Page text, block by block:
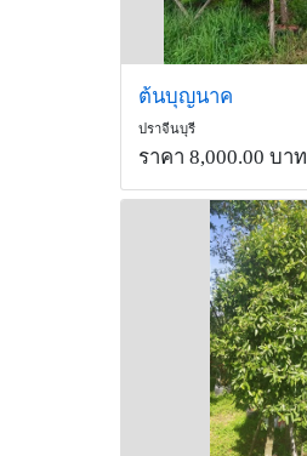
ต้นบุญนาค
ปราจีนบุรี
ราคา 8,000.00 บาท